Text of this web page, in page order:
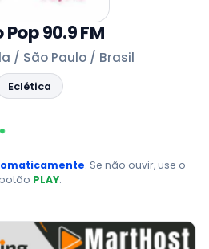
Pop 90.9 FM
/ São Paulo / Brasil
Eclética
AO VIVO
. Se não ouvir, use o
PLAY.